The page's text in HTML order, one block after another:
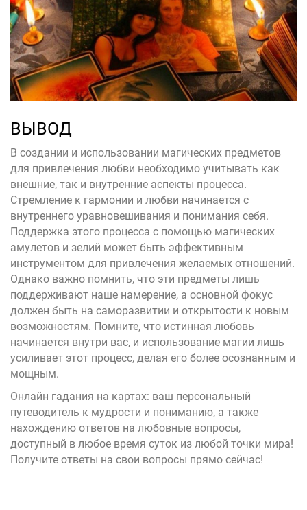
ВЫВОД
В создании и использовании магических предметов
для привлечения любви необходимо учитывать как
внешние, так и внутренние аспекты процесса.
Стремление к гармонии и любви начинается с
внутреннего уравновешивания и понимания себя.
Поддержка этого процесса с помощью магических
амулетов и зелий может быть эффективным
инструментом для привлечения желаемых отношений.
Однако важно помнить, что эти предметы лишь
поддерживают наше намерение, а основной фокус
должен быть на саморазвитии и открытости к новым
возможностям. Помните, что истинная любовь
начинается внутри вас, и использование магии лишь
усиливает этот процесс, делая его более осознанным и
мощным.
Онлайн гадания на картах: ваш персональный
путеводитель к мудрости и пониманию, а также
нахождению ответов на любовные вопросы,
доступный в любое время суток из любой точки мира!
Получите ответы на свои вопросы прямо сейчас!